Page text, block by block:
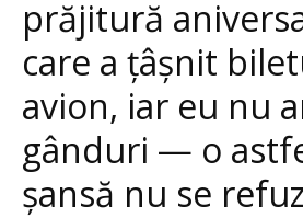
prăjitură
care a țâșnit
avion, iar eu nu
gânduri — o
șansă nu se